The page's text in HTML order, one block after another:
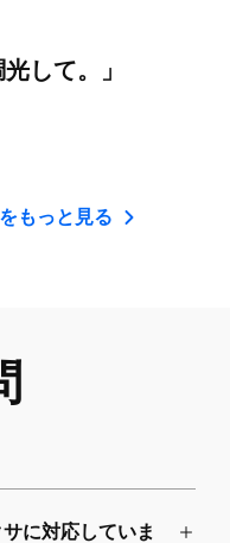
して。」
もっと見る
に対応していま